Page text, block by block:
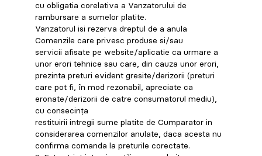
cu obligatia corelativa a Vanzatorului de
rambursare a sumelor platite.
Vanzatorul isi rezerva dreptul de a anula
Comenzile care privesc produse si/sau
servicii afisate pe website/aplicatie ca urmare a
unor erori tehnice sau care, din cauza unor erori,
prezinta preturi evident gresite/derizorii (preturi
care pot fi, în mod rezonabil, apreciate ca
eronate/derizorii de catre consumatorul mediu),
cu consecința
restituirii intregii sume platite de Cumparator in
considerarea comenzilor anulate, daca acesta nu
confirma comanda la preturile corectate.